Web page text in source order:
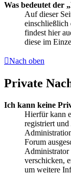
Was bedeutet der
Auf dieser
einschließlich
findest hier
diese im
Nach oben
Private
Ich kann keine
Hierfür kann
registriert
Forum
Administrator
verschicken,
um weitere